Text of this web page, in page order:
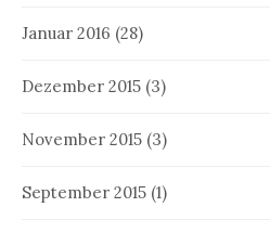
Januar 2016 (28)
Dezember 2015 (3)
November 2015 (3)
September 2015 (1)